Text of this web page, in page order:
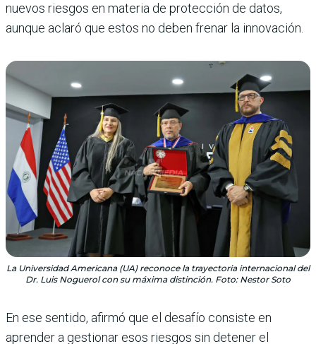
nuevos riesgos en materia de protección de datos,
aunque aclaró que estos no deben frenar la innovación.
La Universidad Americana (UA) reconoce la trayectoria internacional del
Dr. Luis Noguerol con su máxima distinción. Foto: Nestor Soto
En ese sentido, afirmó que el desafío consiste en
aprender a gestionar esos riesgos sin detener el